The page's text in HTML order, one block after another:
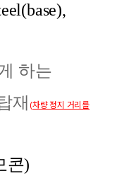
하는
재 (차량 정지 거리를
콘)